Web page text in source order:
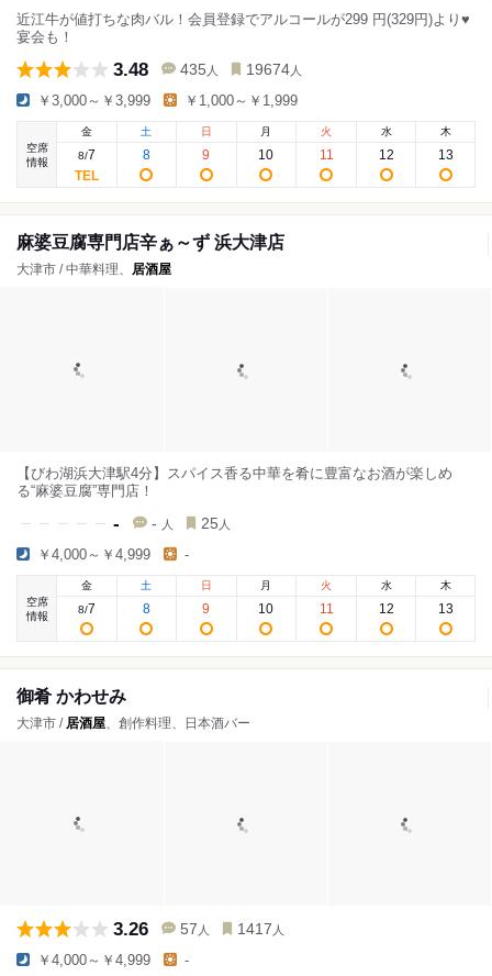
近江牛が値打ちな肉バル！会員登録でアルコールが299 円(329円)より♥
宴会も！
3.48 435 人 19674 人
￥3,000～￥3,999 ￥1,000～￥1,999
空席
情報
金
8/7
土
8
日
9
月
10
火
11
水
12
木
13
麻婆豆腐専門店辛ぁ～ず 浜大津店
大津市 / 中華料理、 居酒屋
【びわ湖浜大津駅4分】スパイス香る中華を肴に豊富なお酒が楽しめ
る“麻婆豆腐”専門店！
- - 人 25 人
￥4,000～￥4,999 -
空席
情報
金
8/7
土
8
日
9
月
10
火
11
水
12
木
13
御肴 かわせみ
大津市 / 居酒屋、創作料理、日本酒バー
3.26 57 人 1417 人
￥4,000～￥4,999 -